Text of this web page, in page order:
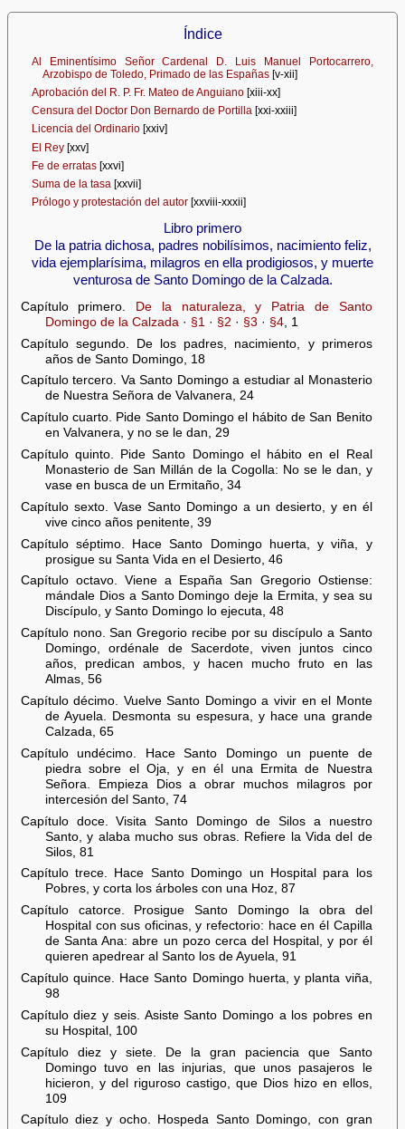
Índice
Al Eminentísimo Señor Cardenal D. Luis Manuel Portocarrero,
Arzobispo de Toledo, Primado de las Españas [v-xii]
Aprobación del R. P. Fr. Mateo de Anguiano[xiii-xx]
Censura del Doctor Don Bernardo de Portilla[xxi-xxiii]
Licencia del Ordinario[xxiv]
El Rey[xxv]
Fe de erratas[xxvi]
Suma de la tasa [xxvii]
Prólogo y protestación del autor[xxviii-xxxii]
Libro primero
De la patria dichosa, padres nobilísimos, nacimiento feliz,
vida ejemplarísima, milagros en ella prodigiosos, у muerte
venturosa de Santo Domingo de la Calzada.
Capítulo primero.
De la naturaleza, y Patria de Santo
Domingo de la Calzada · §1 · §2 · §3 · §4, 1
Capítulo segundo. De los padres, nacimiento, y primeros
años de Santo Domingo, 18
Capítulo tercero. Va Santo Domingo a estudiar al Monasterio
de Nuestra Señora de Valvanera, 24
Capítulo cuarto. Pide Santo Domingo el hábito de San Benito
en Valvanera, y no se le dan, 29
Capítulo quinto. Pide Santo Domingo el hábito en el Real
Monasterio de San Millán de la Cogolla: No se le dan, y
vase en busca de un Ermitaño, 34
Capítulo sexto. Vase Santo Domingo a un desierto, y en él
vive cinco años penitente, 39
Capítulo séptimo. Hace Santo Domingo huerta, y viña, y
prosigue su Santa Vida en el Desierto, 46
Capítulo octavo. Viene a España San Gregorio Ostiense:
mándale Dios a Santo Domingo deje la Ermita, y sea su
Discípulo, y Santo Domingo lo ejecuta, 48
Capítulo nono. San Gregorio recibe por su discípulo a Santo
Domingo, ordénale de Sacerdote, viven juntos cinco
años, predican ambos, y hacen mucho fruto en las
Almas, 56
Capítulo décimo. Vuelve Santo Domingo a vivir en el Monte
de Ayuela. Desmonta su espesura, y hace una grande
Calzada, 65
Capítulo undécimo. Hace Santo Domingo un puente de
piedra sobre el Oja, y en él una Ermita de Nuestra
Señora. Empieza Dios a obrar muchos milagros por
intercesión del Santo, 74
Capítulo doce. Visita Santo Domingo de Silos a nuestro
Santo, y alaba mucho sus obras. Refiere la Vida del de
Silos, 81
Capítulo trece. Hace Santo Domingo un Hospital para los
Pobres, y corta los árboles con una Hoz, 87
Capítulo catorce. Prosigue Santo Domingo la obra del
Hospital con sus oficinas, y refectorio: hace en él Capilla
de Santa Ana: abre un pozo cerca del Hospital, y por él
quieren apedrear al Santo los de Ayuela, 91
Capítulo quince. Hace Santo Domingo huerta, y planta viña,
98
Capítulo diez y seis. Asiste Santo Domingo a los pobres en
su Hospital, 100
Capítulo diez y siete. De la gran paciencia que Santo
Domingo tuvo en las injurias, que unos pasajeros le
hicieron, y del riguroso castigo, que Dios hizo en ellos,
109
Capítulo diez y ocho. Hospeda Santo Domingo, con gran